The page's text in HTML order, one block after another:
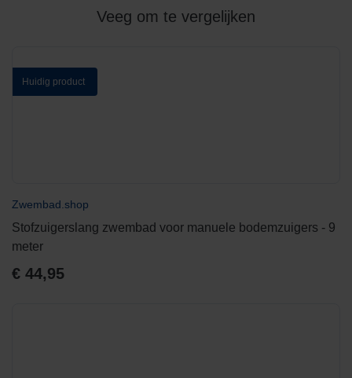
Veeg om te vergelijken
Huidig product
Zwembad.shop
Stofzuigerslang zwembad voor manuele bodemzuigers - 9
meter
€ 44,95